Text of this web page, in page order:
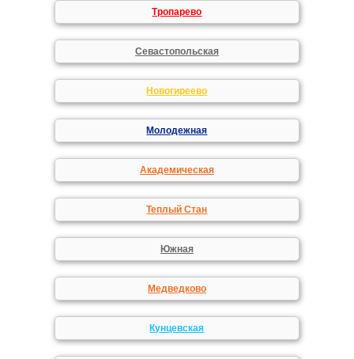
Тропарево
Севастопольская
Новогиреево
Молодежная
Академическая
Теплый Стан
Южная
Медведково
Кунцевская